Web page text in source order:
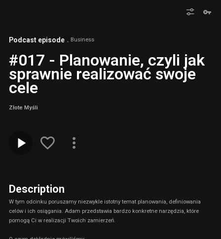
Podcast episode Business
#017 - Planowanie, czyli jak
sprawnie realizować swoje
cele
Złote Myśli
Description
W tym odcinku poruszamy niezwykle istotny temat planowania, definiowania
celów i ich osiągania. Adam przedstawia bardzo konkretne narzędzia, które
pomogą Ci w realizacji Twoich zamierzeń.